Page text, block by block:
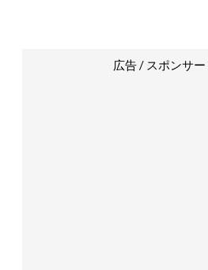
広告 / スポンサー